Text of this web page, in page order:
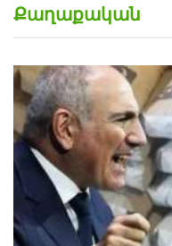
Քաղաքական